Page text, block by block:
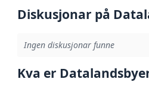
Diskusjonar på
Ingen diskusjonar funne
Kva er